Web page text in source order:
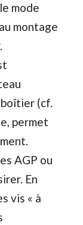
mode
montage
(cf.
permet
AGP ou
En
vis « à